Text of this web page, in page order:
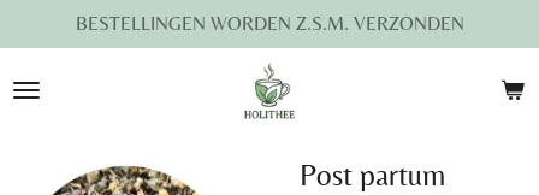
direct
naar
BESTELLINGEN WORDEN Z.S.M. VERZONDEN
Post partum